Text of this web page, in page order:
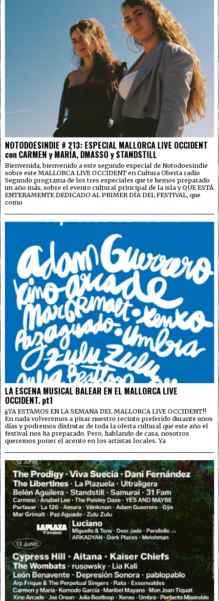
NOTODOESINDIE # 213: ESPECIAL MALLORCA LIVE OCCIDENT
con CARMEN y MARÍA, DMASSO y STANDSTILL
Bienvenida, bienvenido a este segundo especial de Notodoesindie
sobre este MALLORCA LIVE OCCIDENT en Cultura Oberta radio
Segundo programa de los tres especiales que te hemos preparado
un año más, sobre el evento cultural principal de la isla y QUE ESTÁ
ENTERAMENTE DEDICADO AL PRIMER DÍA DEL FESTIVAL, que
como
LA ESCENA MUSICAL BALEAR EN EL MALLORCA LIVE
OCCIDENT. pt1
¡¡YA ESTAMOS EN LA SEMANA DEL MALLORCA LIVE OCCIDENT!!
En nada volveremos a pisar nuestro recinto preferido durante unos
días y podremos disfrutar de toda la oferta cultural que este año el
festival nos ha preparado. Pero, hablando de casa, nosotros
queremos poner el acento en los artistas locales. Ya